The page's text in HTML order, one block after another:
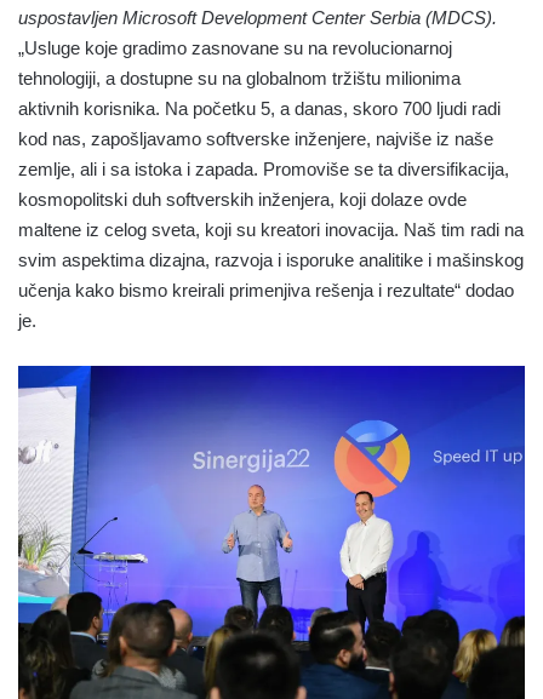
uspostavljen Microsoft Development Center Serbia (MDCS).
„Usluge koje gradimo zasnovane su na revolucionarnoj
tehnologiji, a dostupne su na globalnom tržištu milionima
aktivnih korisnika. Na početku 5, a danas, skoro 700 ljudi radi
kod nas, zapošljavamo softverske inženjere, najviše iz naše
zemlje, ali i sa istoka i zapada. Promoviše se ta diversifikacija,
kosmopolitski duh softverskih inženjera, koji dolaze ovde
maltene iz celog sveta, koji su kreatori inovacija. Naš tim radi na
svim aspektima dizajna, razvoja i isporuke analitike i mašinskog
učenja kako bismo kreirali primenjiva rešenja i rezultate“ dodao
je.